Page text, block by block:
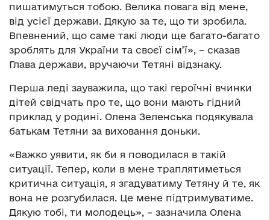
пишатимуться тобою. Велика повага від мене,
від усієї держави. Дякую за те, що ти зробила.
Впевнений, що саме такі люди ще багато-багато
зроблять для України та своєї сім’ї», – сказав
Глава держави, вручаючи Тетяні відзнаку.
Перша леді зауважила, що такі героїчні вчинки
дітей свідчать про те, що вони мають гідний
приклад у родині. Олена Зеленська подякувала
батькам Тетяни за виховання доньки.
«Важко уявити, як би я поводилася в такій
ситуації. Тепер, коли в мене траплятиметься
критична ситуація, я згадуватиму Тетяну й те, як
вона не розгубилася. Це мене підтримуватиме.
Дякую тобі, ти молодець», – зазначила Олена